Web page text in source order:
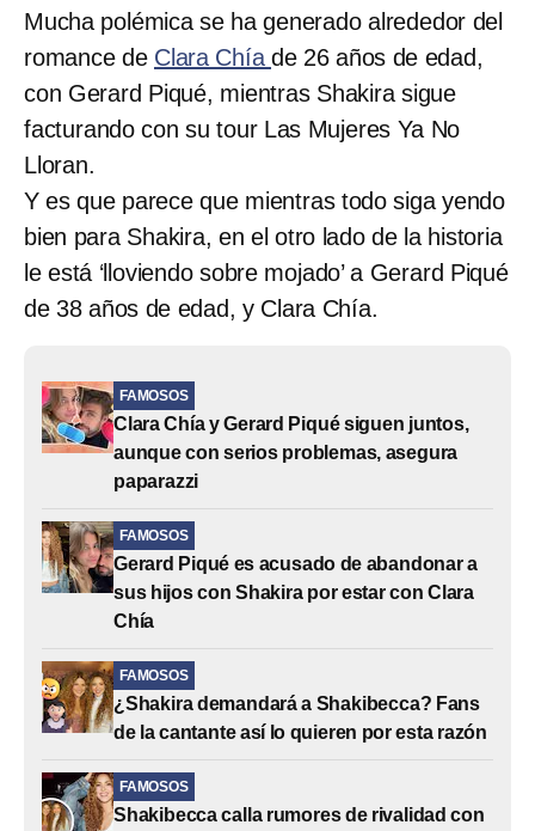
Mucha polémica se ha generado alrededor del
romance de Clara Chíade 26 años de edad,
con Gerard Piqué, mientras Shakira sigue
facturando con su tour Las Mujeres Ya No
Lloran.
Y es que parece que mientras todo siga yendo
bien para Shakira, en el otro lado de la historia
le está ‘lloviendo sobre mojado’ a Gerard Piqué
de 38 años de edad, y Clara Chía.
FAMOSOS
Clara Chía y Gerard Piqué siguen juntos,
aunque con serios problemas, asegura
paparazzi
FAMOSOS
Gerard Piqué es acusado de abandonar a
sus hijos con Shakira por estar con Clara
Chía
FAMOSOS
¿Shakira demandará a Shakibecca? Fans
de la cantante así lo quieren por esta razón
FAMOSOS
Shakibecca calla rumores de rivalidad con